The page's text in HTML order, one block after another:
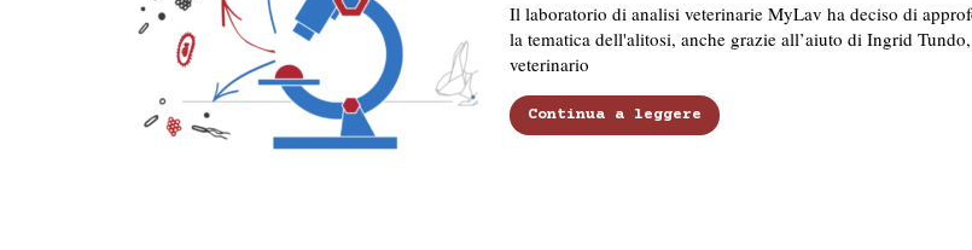
Il laboratorio di analisi veterinarie MyLav ha deciso di
la tematica dell'alitosi, anche grazie all’aiuto di Ingrid
veterinario
Continua a leggere